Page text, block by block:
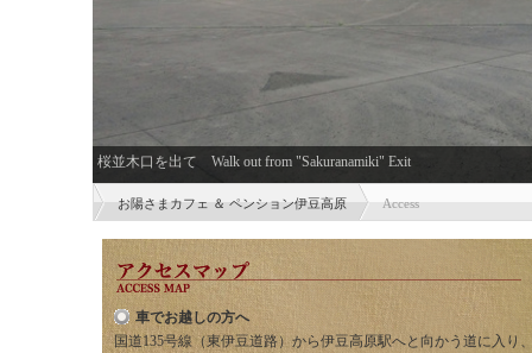
桜並木口を出て Walk out from "Sakuranamiki" Exit
お陽さまカフェ ＆ ペンション伊豆高原 Access
車でお越しの方へ
国道135号線（東伊豆道路）から伊豆高原駅へと向かう道に入り